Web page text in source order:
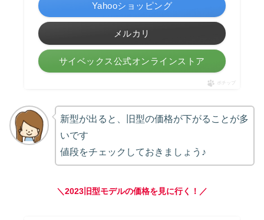
Yahooショッピング
メルカリ
サイベックス公式オンラインストア
ポチップ
新型が出ると、旧型の価格が下がることが多
いです
値段をチェックしておきましょう♪
＼2023 旧型モデルの価格を見に行く！／